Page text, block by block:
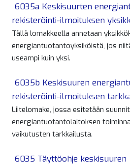
6035a Keskisuurten
rekisteröinti-ilmoituksen
Tällä lomakkeella annetaan
energiantuotantoyksiköistä, jos
useampi kuin yksi.
6035b Keskisuuren
rekisteröinti-ilmoituksen
Liitelomake, jossa esitetään
energiantuotantolaitoksen
vaikutusten tarkkailusta.
6035 Täyttöohje keskisuuren